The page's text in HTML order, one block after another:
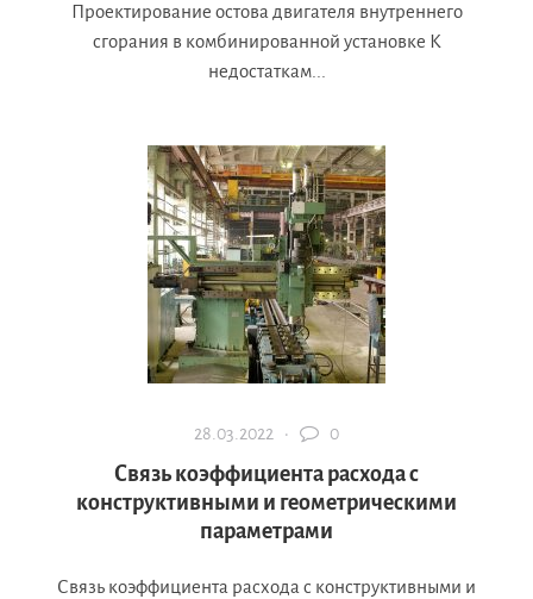
Проектирование остова двигателя внутреннего
сгорания в комбинированной установке К
недостаткам...
28.03.2022 · 0
Связь коэффициента расхода с
конструктивными и геометрическими
параметрами
Связь коэффициента расхода с конструктивными и